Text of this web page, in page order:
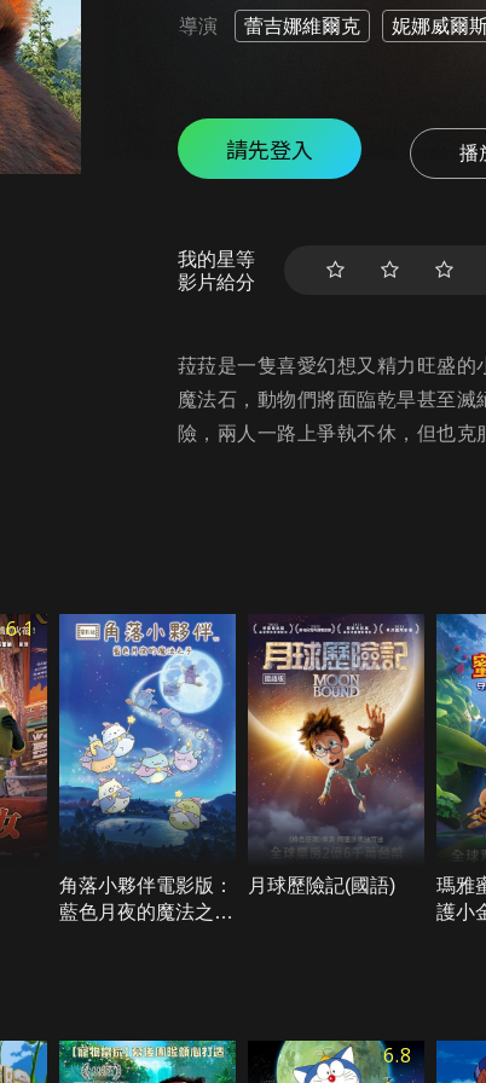
導演 蕾吉娜維爾克 妮娜威爾
請先登入 播
我的星等
影片給分
菈菈是一隻喜愛幻想又精力旺盛
魔法石，動物們將面臨乾旱甚至
險，兩人一路上爭執不休，但也克
6.1
角落小夥伴電影版：
藍色月夜的魔法之子
月球歷險記(國語)
瑪雅
護小
6.8